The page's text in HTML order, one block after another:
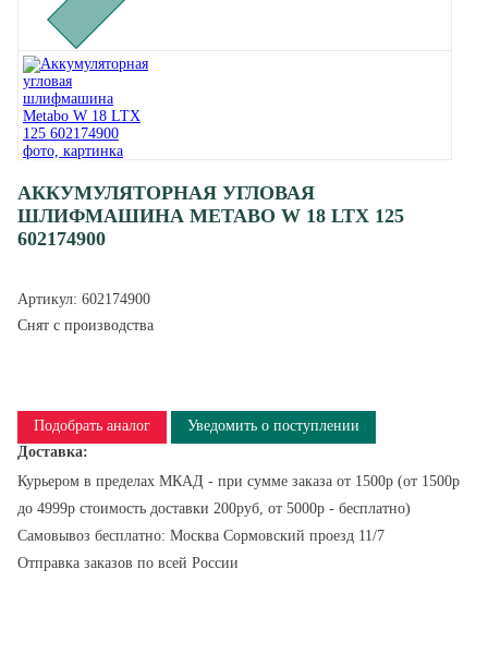
АККУМУЛЯТОРНАЯ УГЛОВАЯ
ШЛИФМАШИНА METABO W 18 LTX 125
602174900
Артикул: 602174900
Снят с производства
Подобрать аналог
Уведомить о поступлении
Доставка:
Курьером в пределах МКАД - при сумме заказа от 1500р (от 1500р
до 4999р стоимость доставки 200руб, от 5000р - бесплатно)
Самовывоз бесплатно: Москва Сормовский проезд 11/7
Отправка заказов по всей России